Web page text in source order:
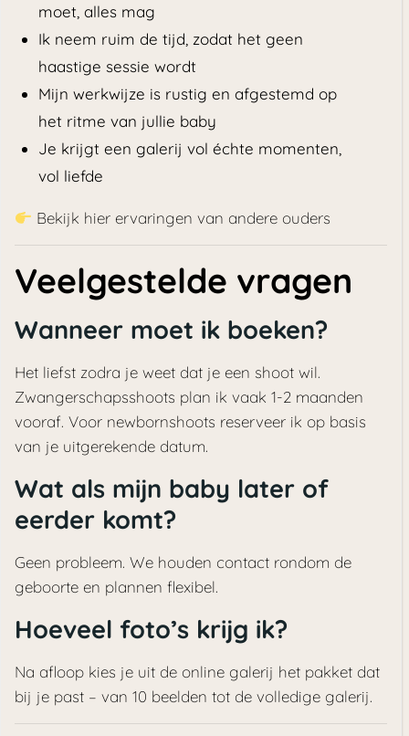
moet, alles mag
Ik neem ruim de tijd, zodat het geen
haastige sessie wordt
Mijn werkwijze is rustig en afgestemd op
het ritme van jullie baby
Je krijgt een galerij vol échte momenten,
vol liefde
Bekijk hier ervaringen van andere ouders
Veelgestelde vragen
Wanneer moet ik boeken?
Het liefst zodra je weet dat je een shoot wil.
Zwangerschapsshoots plan ik vaak 1-2 maanden
vooraf. Voor newbornshoots reserveer ik op basis
van je uitgerekende datum.
Wat als mijn baby later of
eerder komt?
Geen probleem. We houden contact rondom de
geboorte en plannen flexibel.
Hoeveel foto’s krijg ik?
Na afloop kies je uit de online galerij het pakket dat
bij je past – van 10 beelden tot de volledige galerij.